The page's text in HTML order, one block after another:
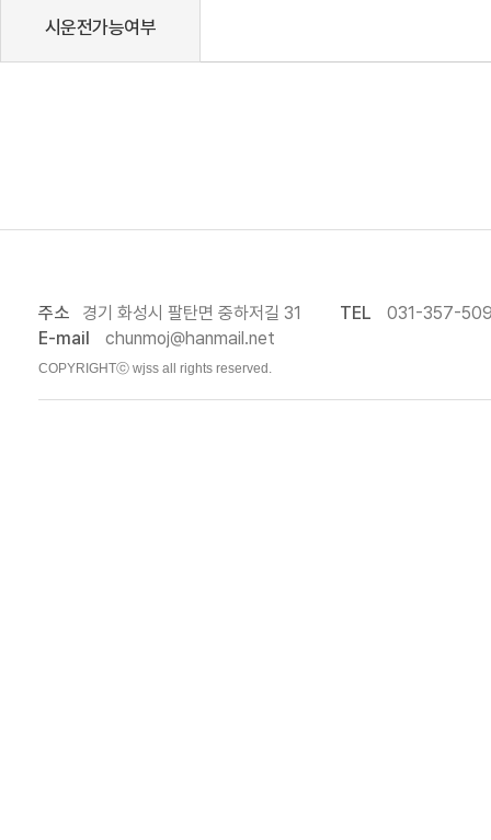
시운전가능여부
주소 경기 화성시 팔탄면 중하저길 31 TEL
031-357-
E-mail
chunmoj@hanmail.net
COPYRIGHTⓒ wjss all rights reserved.